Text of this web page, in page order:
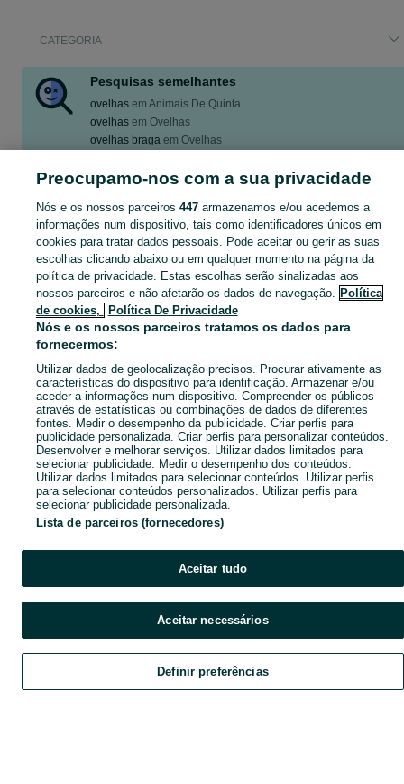
CATEGORIA
Pesquisas semelhantes
ovelhas em Animais De Quinta
ovelhas em Ovelhas
ovelhas braga em Ovelhas
ovelhas dorper em Ovelhas
Mostrar Mais
Pesquisando por ovelha em Portugal? Confira nossa seleção em Acessórios no OLX Portugal e encontre exatamente o que procura! Mostrar
Mapa do site
Mapa das freguesias
Mapa de mini-sites
Pesquisas populares
Explorar Favoritos Vender Chat Conta
Preocupamo-nos com a sua privacidade
Nós e os nossos parceiros 447armazenamos e/ou acedemos a
informações num dispositivo, tais como identificadores únicos em
cookies para tratar dados pessoais. Pode aceitar ou gerir as suas
escolhas clicando abaixo ou em qualquer momento na página da
política de privacidade. Estas escolhas serão sinalizadas aos
nossos parceiros e não afetarão os dados de navegação. Política
de cookies,
Política De Privacidade
Nós e os nossos parceiros tratamos os dados para
fornecermos:
Utilizar dados de geolocalização precisos. Procurar ativamente as
características do dispositivo para identificação. Armazenar e/ou
aceder a informações num dispositivo. Compreender os públicos
através de estatísticas ou combinações de dados de diferentes
fontes. Medir o desempenho da publicidade. Criar perfis para
publicidade personalizada. Criar perfis para personalizar conteúdos.
Desenvolver e melhorar serviços. Utilizar dados limitados para
selecionar publicidade. Medir o desempenho dos conteúdos.
Utilizar dados limitados para selecionar conteúdos. Utilizar perfis
para selecionar conteúdos personalizados. Utilizar perfis para
selecionar publicidade personalizada.
Lista de parceiros (fornecedores)
Aceitar tudo
Aceitar necessários
Definir preferências